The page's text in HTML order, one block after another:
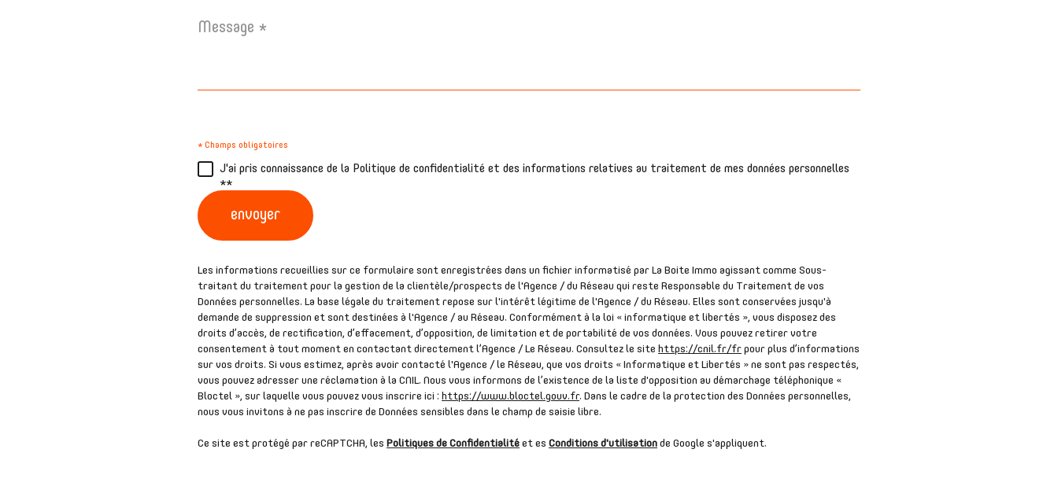
Message
* Champs obligatoires
J'ai pris connaissance de la Politique de confidentialité et des informations relatives au traitement de mes données personnelles
**
envoyer
Les informations recueillies sur ce formulaire sont enregistrées dans un fichier informatisé par La Boite Immo agissant comme Sous-
traitant du traitement pour la gestion de la clientèle/prospects de l'Agence / du Réseau qui reste Responsable du Traitement de vos
Données personnelles. La base légale du traitement repose sur l'intérêt légitime de l'Agence / du Réseau. Elles sont conservées jusqu'à
demande de suppression et sont destinées à l'Agence / au Réseau. Conformément à la loi « informatique et libertés », vous disposez des
droits d’accès, de rectification, d’effacement, d’opposition, de limitation et de portabilité de vos données. Vous pouvez retirer votre
consentement à tout moment en contactant directement l’Agence / Le Réseau. Consultez le site https://cnil.fr/fr pour plus d’informations
sur vos droits. Si vous estimez, après avoir contacté l'Agence / le Réseau, que vos droits « Informatique et Libertés » ne sont pas respectés,
vous pouvez adresser une réclamation à la CNIL. Nous vous informons de l’existence de la liste d'opposition au démarchage téléphonique «
Bloctel », sur laquelle vous pouvez vous inscrire ici : https://www.bloctel.gouv.fr. Dans le cadre de la protection des Données personnelles,
nous vous invitons à ne pas inscrire de Données sensibles dans le champ de saisie libre.
Ce site est protégé par reCAPTCHA, les Politiques de Confidentialité et es Conditions d'utilisation de Google s'appliquent.